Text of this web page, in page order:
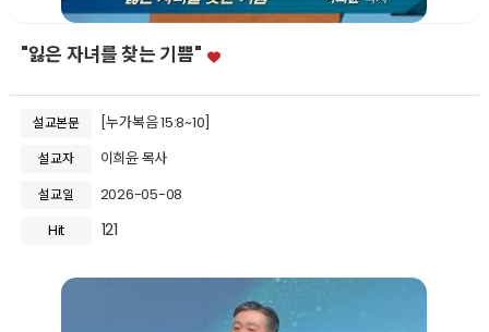
"잃은 자녀를 찾는 기쁨"
설교본문 [누가복음 15:8~10]
설교자 이희윤 목사
설교일
2026-05-08
Hit
121